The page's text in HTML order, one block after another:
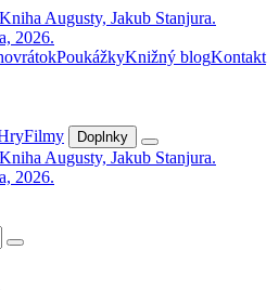
PoukážkyKnižný blogKontakt
Filmy Doplnky